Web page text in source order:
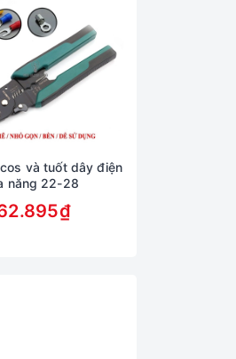
và tuốt dây điện
năng 22-28